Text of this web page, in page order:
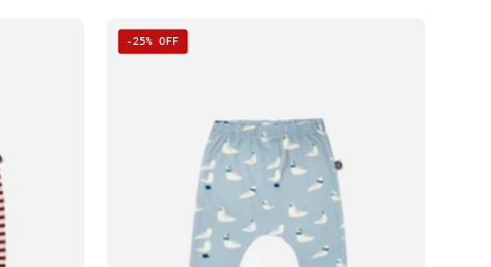
Unissex
|
Seagulls
-25% OFF